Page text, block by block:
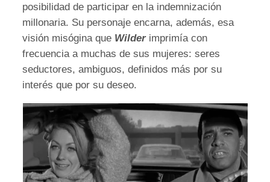
posibilidad de participar en la indemnización
millonaria. Su personaje encarna, además, esa
visión misógina que Wilder imprimía con
frecuencia a muchas de sus mujeres: seres
seductores, ambiguos, definidos más por su
interés que por su deseo.